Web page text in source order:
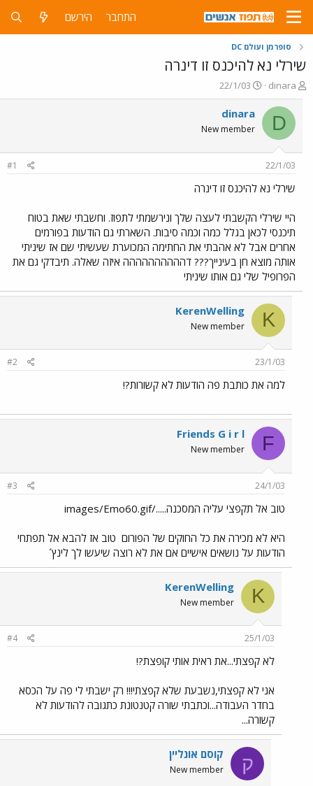
התחבר הירשם
סופרמן ועולם DC
שירלי נא להיכנס זו דינרה
פ
ו
ת
ח
ה
ש
א
dinara
פ
ו
ר
ם
ר
22/1/03
D
dinara
New member
22/1/03
#1
שירלי נא להיכנס זו דינרה
היי שירלי הקשבתי לעצה שלך ונירשמתי לתפוז. וחשבתי שאת בטוח
תיכנסי לכאן בגלל כמה וכמה סיבות. השארתי גם הודעות בפורמים
אחרים אבל לא אהבתי את החתימה המכוערת שעשיתי שם אז שיניתי
אותה מוצא חן בעינייך??? דהההההההההה איזה שאלה. תיבדקי גם את
הפרופיל שלי גם אותו שיניתי
K
KerenWelling
New member
23/1/03
#2
למה את כותבת פה הודעות לא קשורות?!
F
Friends G i r l
New member
24/1/03
#3
טוב אל תקפצי עליה המסכנה...../images/Emo60.gif
היא לא מכירה את כל החוקים של הפורום טוב אז להבא אל תפתחי
הודעות על נושאים אישיים אם את לא רוצה שיעשו לך לינץ´
K
KerenWelling
New member
25/1/03
#4
לא קפצתי...את ראית אותי קופצת?!
אני לא קפצתי,נשבעת שלא קפצתי!!! רק ישבתי לי פה על הכסא
בחדר העבודה...וכתבתי שורה קטנטונת כתגובה להודעות לא
קשורה...
ק קוסם אונליין
New member